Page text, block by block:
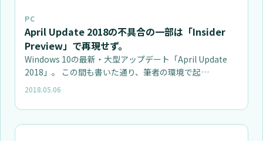
PC
April Update 2018の不具合の一部は「Insider
Preview」で再現せず。
Windows 10の最新・大型アップデート「April Update
2018」。 この間も書いた通り、筆者の環境で起…
2018.05.06